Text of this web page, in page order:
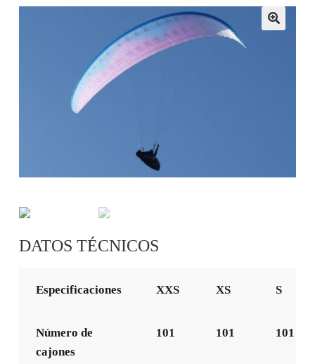
Ozone
DATOS TÉCNICOS
Especificaciones XXS XS S
Número de
cajones
101 101 101